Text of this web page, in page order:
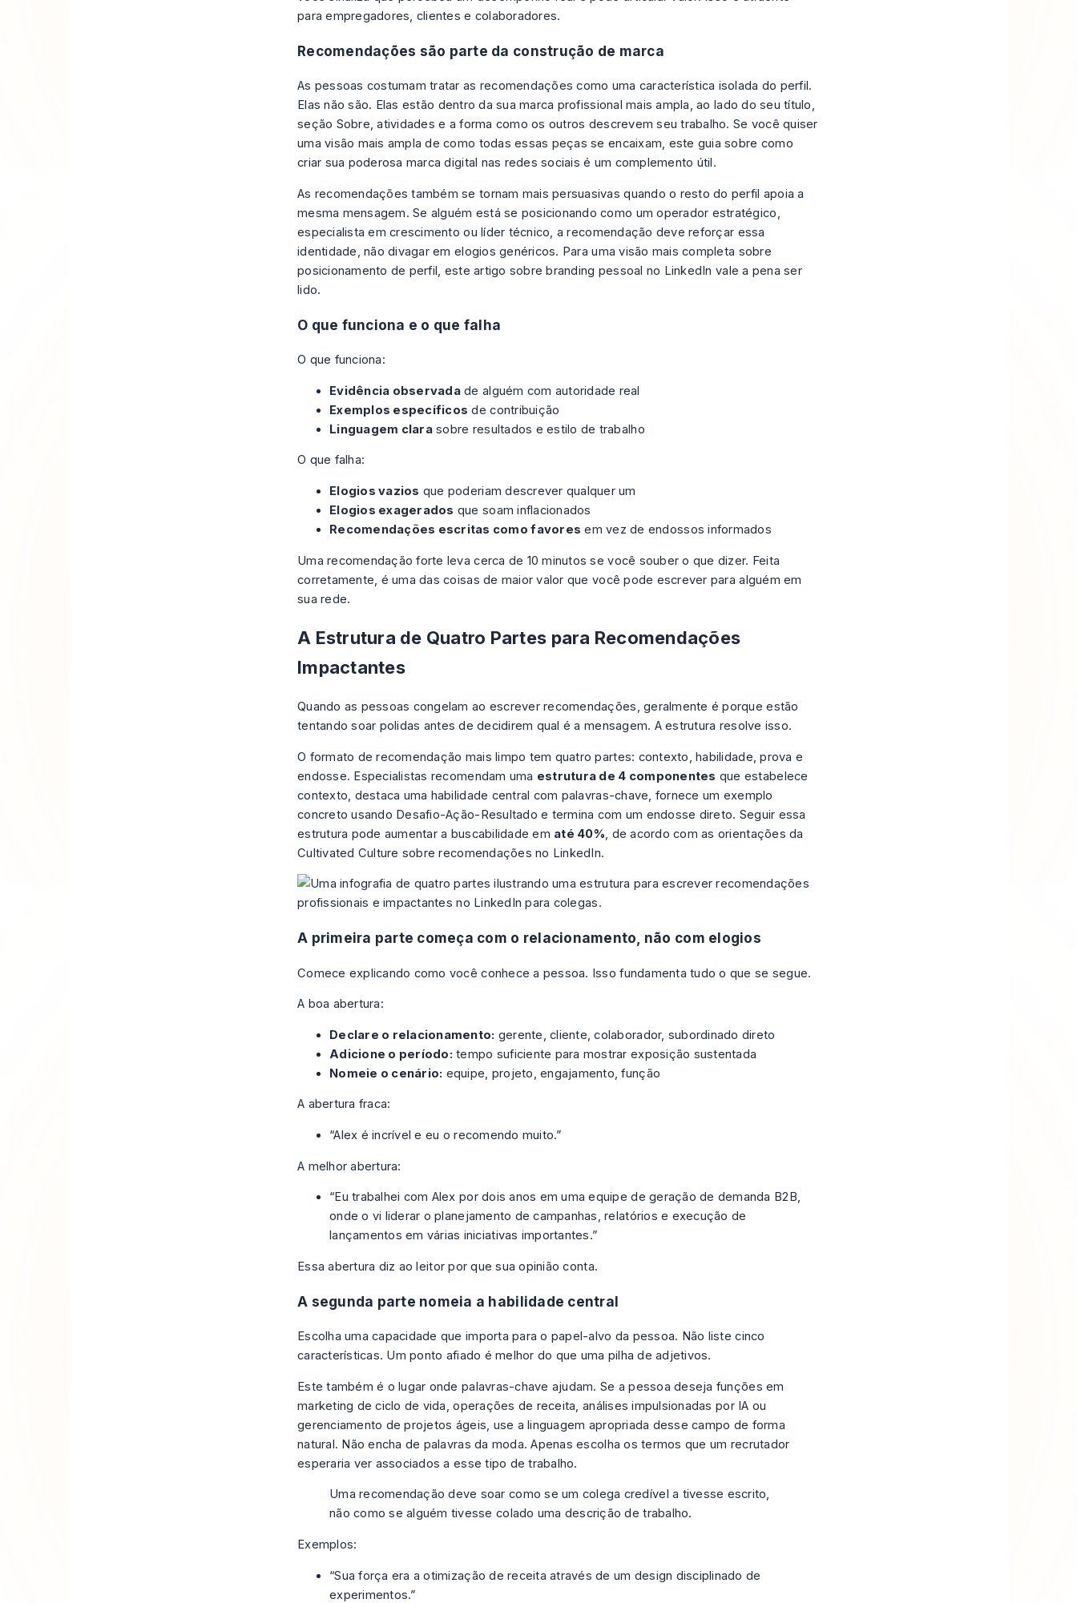
para empregadores, clientes e colaboradores.
Recomendações são parte da construção de marca
As pessoas costumam tratar as recomendações como uma característica isolada do perfil.
Elas não são. Elas estão dentro da sua marca profissional mais ampla, ao lado do seu título,
seção Sobre, atividades e a forma como os outros descrevem seu trabalho. Se você quiser
uma visão mais ampla de como todas essas peças se encaixam, este guia sobre como
criar sua poderosa marca digital nas redes sociais é um complemento útil.
As recomendações também se tornam mais persuasivas quando o resto do perfil apoia a
mesma mensagem. Se alguém está se posicionando como um operador estratégico,
especialista em crescimento ou líder técnico, a recomendação deve reforçar essa
identidade, não divagar em elogios genéricos. Para uma visão mais completa sobre
posicionamento de perfil, este artigo sobrebranding pessoal no LinkedIn vale a pena ser
lido.
O que funciona e o que falha
O que funciona:
Evidência observadade alguém com autoridade real
Exemplos específicos de contribuição
Linguagem clarasobre resultados e estilo de trabalho
O que falha:
Elogios vazios que poderiam descrever qualquer um
Elogios exagerados que soam inflacionados
Recomendações escritas como favores em vez de endossos informados
Uma recomendação forte leva cerca de 10 minutos se você souber o que dizer. Feita
corretamente, é uma das coisas de maior valor que você pode escrever para alguém em
sua rede.
A Estrutura de Quatro Partes para Recomendações
Impactantes
Quando as pessoas congelam ao escrever recomendações, geralmente é porque estão
tentando soar polidas antes de decidirem qual é a mensagem. A estrutura resolve isso.
O formato de recomendação mais limpo tem quatro partes: contexto, habilidade, prova e
endosse. Especialistas recomendam uma estrutura de 4 componentes que estabelece
contexto, destaca uma habilidade central com palavras-chave, fornece um exemplo
concreto usando Desafio-Ação-Resultado e termina com um endosse direto. Seguir essa
estrutura pode aumentar a buscabilidade em até 40%, de acordo comas orientações da
Cultivated Culture sobre recomendações no LinkedIn.
A primeira parte começa com o relacionamento, não com elogios
Comece explicando como você conhece a pessoa. Isso fundamenta tudo o que se segue.
A boa abertura:
Declare o relacionamento: gerente, cliente, colaborador, subordinado direto
Adicione o período: tempo suficiente para mostrar exposição sustentada
Nomeie o cenário: equipe, projeto, engajamento, função
A abertura fraca:
“Alex é incrível e eu o recomendo muito.”
A melhor abertura:
“Eu trabalhei com Alex por dois anos em uma equipe de geração de demanda B2B,
onde o vi liderar o planejamento de campanhas, relatórios e execução de
lançamentos em várias iniciativas importantes.”
Essa abertura diz ao leitor por que sua opinião conta.
A segunda parte nomeia a habilidade central
Escolha uma capacidade que importa para o papel-alvo da pessoa. Não liste cinco
características. Um ponto afiado é melhor do que uma pilha de adjetivos.
Este também é o lugar onde palavras-chave ajudam. Se a pessoa deseja funções em
marketing de ciclo de vida, operações de receita, análises impulsionadas por IA ou
gerenciamento de projetos ágeis, use a linguagem apropriada desse campo de forma
natural. Não encha de palavras da moda. Apenas escolha os termos que um recrutador
esperaria ver associados a esse tipo de trabalho.
Uma recomendação deve soar como se um colega credível a tivesse escrito,
não como se alguém tivesse colado uma descrição de trabalho.
Exemplos:
“Sua força era a otimização de receita através de um design disciplinado de
experimentos.”